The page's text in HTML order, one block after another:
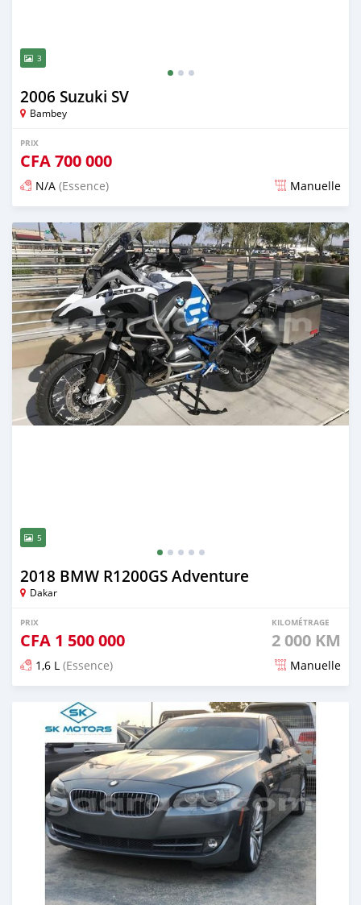
3
2006 Suzuki SV
Bambey
PRIX
CFA700 000
N/A (Essence) Manuelle
Publié il y a plus de 4 ans
5
2018 BMW R1200GS Adventure
Dakar
PRIX
CFA 1 500 000
KILOMÉTRAGE
2 000 KM
1,6 L (Essence) Manuelle
Publié il y a presque 5 ans